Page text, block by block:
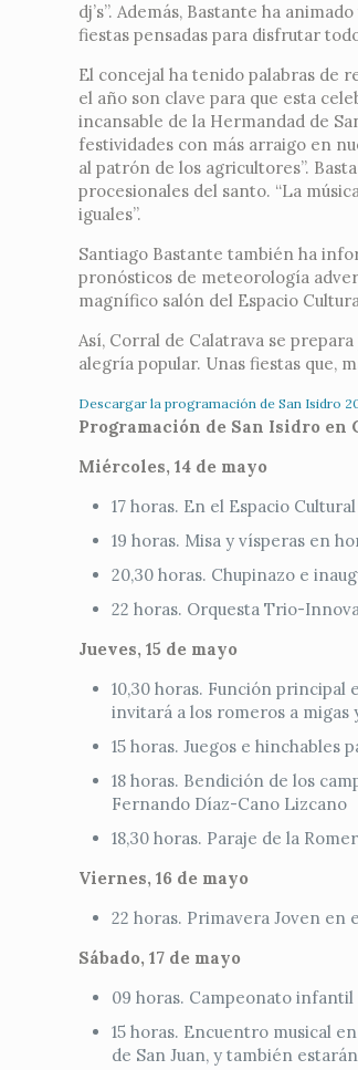
dj’s”. Además, Bastante ha
fiestas pensadas para disfrutar
El concejal ha tenido palabras de
el año son clave para que esta
incansable de la Hermandad de
festividades con más arraigo en
al patrón de los agricultores”.
procesionales del santo. “La
iguales”.
Santiago Bastante también ha
pronósticos de meteorología
magnífico salón del Espacio
Así, Corral de Calatrava se
alegría popular. Unas fiestas que,
Descargar la programación de San Isidro
Programación de San Isidro en
Miércoles, 14 de mayo
17 horas. En el Espacio
19 horas. Misa y vísperas en
20,30 horas. Chupinazo e
22 horas. Orquesta Trio-
Jueves, 15 de mayo
10,30 horas. Función principal
invitará a los romeros a migas
15 horas. Juegos e hinchables
18 horas. Bendición de los
Fernando Díaz-Cano Lizcano
18,30 horas. Paraje de la
Viernes, 16 de mayo
22 horas. Primavera Joven en
Sábado, 17 de mayo
09 horas. Campeonato
15 horas. Encuentro musical
de San Juan, y también